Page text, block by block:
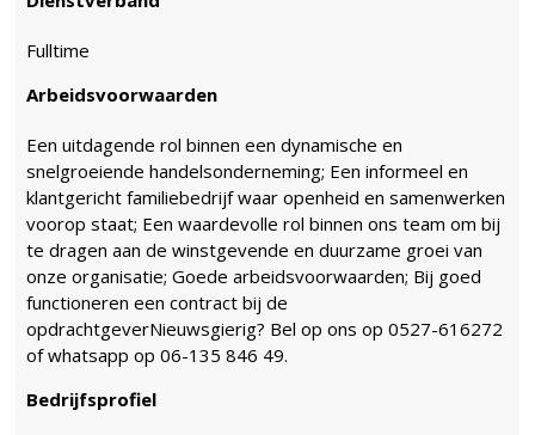
Fulltime
Arbeidsvoorwaarden
Een uitdagende rol binnen een dynamische en
snelgroeiende handelsonderneming; Een informeel en
klantgericht familiebedrijf waar openheid en samenwerken
voorop staat; Een waardevolle rol binnen ons team om bij
te dragen aan de winstgevende en duurzame groei van
onze organisatie; Goede arbeidsvoorwaarden; Bij goed
functioneren een contract bij de
opdrachtgeverNieuwsgierig? Bel op ons op 0527-616272
of whatsapp op 06-135 846 49.
Bedrijfsprofiel